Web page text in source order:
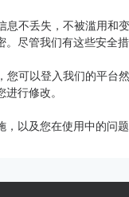
不丢失，不被滥用和
尽管我们有这些安全
可以登入我们的平台
行修改。
以及您在使用中的问